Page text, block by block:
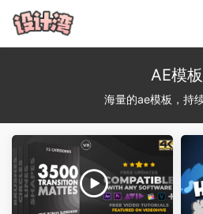
AE模板
海量的ae模板，持